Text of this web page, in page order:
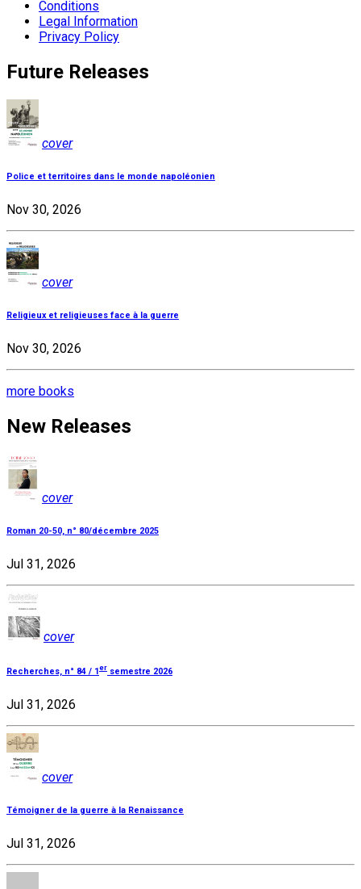
Conditions
Legal Information
Privacy Policy
Future Releases
cover
Police et territoires dans le monde napoléonien
Nov 30, 2026
cover
Religieux et religieuses face à la guerre
Nov 30, 2026
more books
New Releases
cover
Roman 20-50, n° 80/décembre 2025
Jul 31, 2026
cover
Recherches, n° 84 / 1 er semestre 2026
Jul 31, 2026
cover
Témoigner de la guerre à la Renaissance
Jul 31, 2026